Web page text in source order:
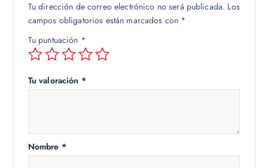
Tu dirección de correo electrónico no será publicada. Los
campos obligatorios están marcados con *
Tu puntuación *
Tu valoración *
Nombre *